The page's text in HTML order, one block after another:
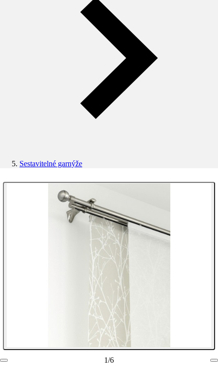
Sestavitelné garnýže
1/6